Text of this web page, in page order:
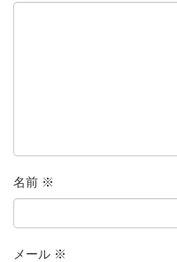
名前 ※
メール ※